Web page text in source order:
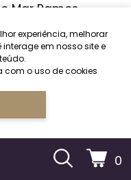
0
experiência, melhorar
em nosso site e
com o uso de cookies
Mar Ramos